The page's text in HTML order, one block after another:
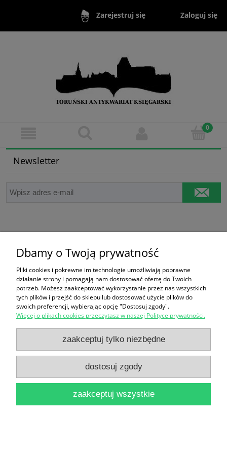
Zarejestruj się Zaloguj się
Newsletter
Ten produkt jest niedostępny.
Zakupy
Pomoc
Moje konto
Informacje
pokaż pełną wersję strony
Sklep internetowy Shoper Premium
Dbamy o Twoją prywatność
Pliki cookies i pokrewne im technologie umożliwiają poprawne
działanie strony i pomagają nam dostosować ofertę do Twoich
potrzeb. Możesz zaakceptować wykorzystanie przez nas wszystkich
tych plików i przejść do sklepu lub dostosować użycie plików do
swoich preferencji, wybierając opcję "Dostosuj zgody".
Więcej o plikach cookies przeczytasz w naszej Polityce prywatności.
zaakceptuj tylko niezbędne
dostosuj zgody
zaakceptuj wszystkie